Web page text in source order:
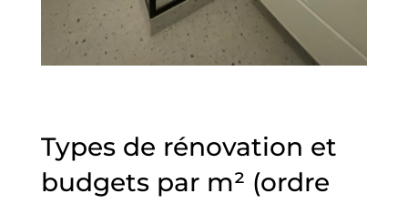
Types de rénovation et
budgets par m² (ordre